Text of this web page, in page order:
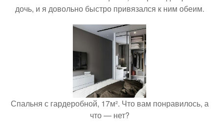
дочь, и я довольно быстро привязался к ним обеим.
Спальня с гардеробной, 17м². Что вам понравилось, а
что — нет?